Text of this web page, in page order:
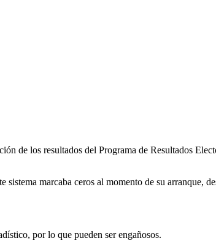
de los resultados del Programa de Resultados
marcaba ceros al momento de su arranque,
por lo que pueden ser engañosos.